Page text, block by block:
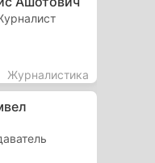
Журналистика